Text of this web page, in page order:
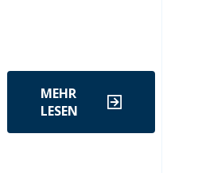
MEHR
LESEN